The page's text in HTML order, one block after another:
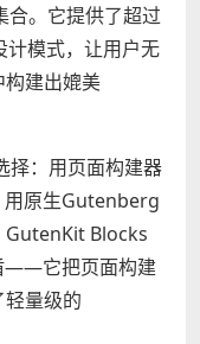
。它提供了超过
计模式，让用户无
建出媲美
择：用页面构建器
用原生Gutenberg
GutenKit Blocks
——它把页面构建
量级的